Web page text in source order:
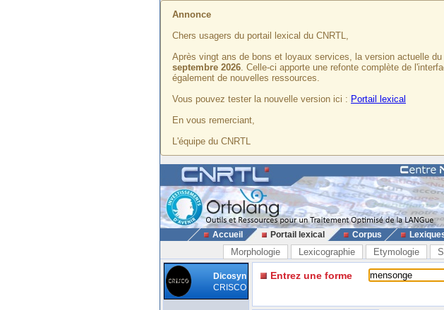
Annonce
Chers usagers du portail lexical du CNRTL,
Après vingt ans de bons et loyaux services, la version actuelle
septembre 2026. Celle-ci apporte une refonte complète de
également de nouvelles ressources.
Vous pouvez tester la nouvelle version ici : Portail lexical
En vous remerciant,
L'équipe du CNRTL
Accueil Portail lexical Corpus
Morphologie Lexicographie Etymologie
Dicosyn
CRISCO
Entrez une forme